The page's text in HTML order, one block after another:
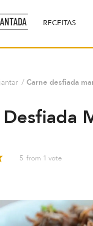
RECEITAS
/ Carne desfiada
5 from 1 vote